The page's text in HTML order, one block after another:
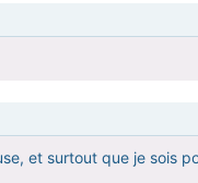
et surtout que je sois